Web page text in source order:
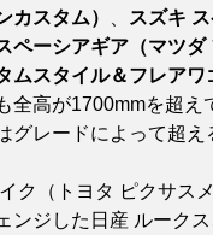
カスタム）
スズキ
ペーシアギア（マツダ
ムスタイル＆フレアワ
全高が1700mmを超え
グレードによって超え
ク（トヨタ ピクサス
ンジした日産 ルーク